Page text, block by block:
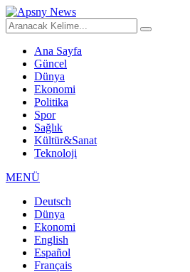
Ana Sayfa
Güncel
Dünya
Ekonomi
Politika
Spor
Sağlık
Kültür&Sanat
Teknoloji
MENÜ
Deutsch
Dünya
Ekonomi
English
Español
Français